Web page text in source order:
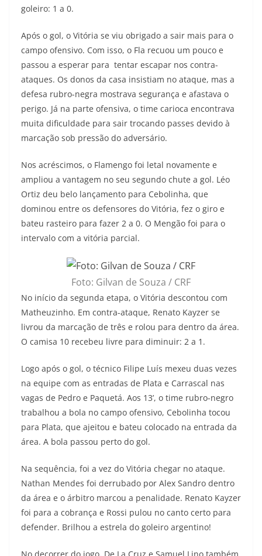
goleiro: 1 a 0.
Após o gol, o Vitória se viu obrigado a sair mais para o
campo ofensivo. Com isso, o Fla recuou um pouco e
passou a esperar para tentar escapar nos contra-
ataques. Os donos da casa insistiam no ataque, mas a
defesa rubro-negra mostrava segurança e afastava o
perigo. Já na parte ofensiva, o time carioca encontrava
muita dificuldade para sair trocando passes devido à
marcação sob pressão do adversário.
Nos acréscimos, o Flamengo foi letal novamente e
ampliou a vantagem no seu segundo chute a gol. Léo
Ortiz deu belo lançamento para Cebolinha, que
dominou entre os defensores do Vitória, fez o giro e
bateu rasteiro para fazer 2 a 0. O Mengão foi para o
intervalo com a vitória parcial.
Foto: Gilvan de Souza / CRF
No início da segunda etapa, o Vitória descontou com
Matheuzinho. Em contra-ataque, Renato Kayzer se
livrou da marcação de três e rolou para dentro da área.
O camisa 10 recebeu livre para diminuir: 2 a 1.
Logo após o gol, o técnico Filipe Luís mexeu duas vezes
na equipe com as entradas de Plata e Carrascal nas
vagas de Pedro e Paquetá. Aos 13’, o time rubro-negro
trabalhou a bola no campo ofensivo, Cebolinha tocou
para Plata, que ajeitou e bateu colocado na entrada da
área. A bola passou perto do gol.
Na sequência, foi a vez do Vitória chegar no ataque.
Nathan Mendes foi derrubado por Alex Sandro dentro
da área e o árbitro marcou a penalidade. Renato Kayzer
foi para a cobrança e Rossi pulou no canto certo para
defender. Brilhou a estrela do goleiro argentino!